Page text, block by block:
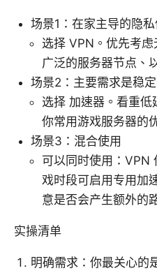
场景1：在家主导的隐
选择 VPN。优先考
广泛的服务器节点、
场景2：主要需求是稳
选择 加速器。看重
你常用游戏服务器的
场景3：混合使用
可以同时使用：VPN
戏时段可启用专用加
意是否会产生额外的
实操清单
明确需求：你最关心的